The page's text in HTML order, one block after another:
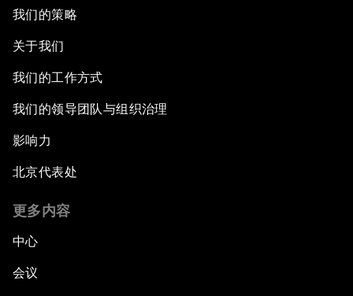
我们的策略
关于我们
我们的工作方式
我们的领导团队与组织治理
影响力
北京代表处
更多内容
中心
会议